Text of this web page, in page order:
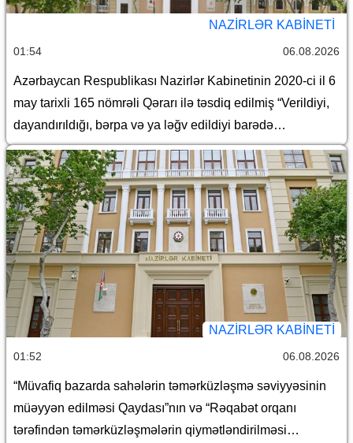
NAZIRLƏR KABINETI
01:54 06.08.2026
Azərbaycan Respublikası Nazirlər Kabinetinin 2020-ci il 6
may tarixli 165 nömrəli Qərarı ilə təsdiq edilmiş “Verildiyi,
dayandırıldığı, bərpa və ya ləğv edildiyi barədə
Azərbaycan Respublikasının Dövlət Gömrük Komitəsinə
məlumat göndərilməli olan lisenziyaların və icazələrin
Siyahısı”nda dəyişiklik edilməsi haqqında
NAZIRLƏR KABINETI
01:52 06.08.2026
“Müvafiq bazarda sahələrin təmərküzləşmə səviyyəsinin
müəyyən edilməsi Qaydası”nın və “Rəqabət orqanı
tərəfindən təmərküzləşmələrin qiymətləndirilməsi